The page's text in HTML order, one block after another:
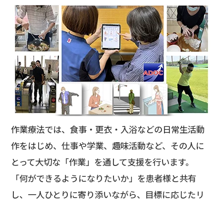
作業療法では、食事・更衣・入浴などの日常生活動
作をはじめ、仕事や学業、趣味活動など、その人に
とって大切な「作業」を通して支援を行います。
「何ができるようになりたいか」を患者様と共有
し、一人ひとりに寄り添いながら、目標に応じたリ